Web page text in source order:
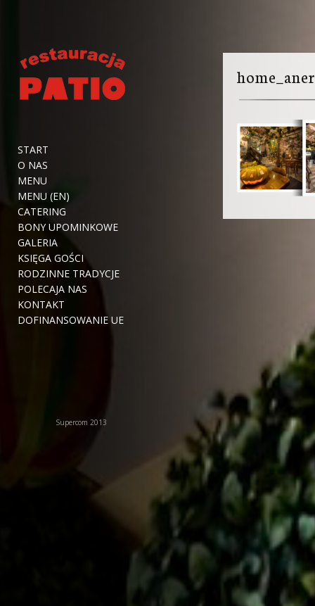
START
O NAS
MENU
MENU (EN)
CATERING
BONY UPOMINKOWE
GALERIA
KSIĘGA GOŚCI
RODZINNE TRADYCJE
POLECAJA NAS
KONTAKT
DOFINANSOWANIE UE
Supercom 2013
home_aner